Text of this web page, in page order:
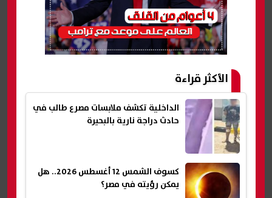
الأكثر قراءة
الداخلية تكشف ملابسات مصرع طالب في
حادث دراجة نارية بالبحيرة
كسوف الشمس 12 أغسطس 2026.. هل
يمكن رؤيته في مصر؟